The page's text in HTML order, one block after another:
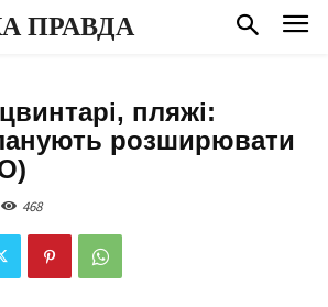
ПРАВДА
пляжі:
розширювати
468